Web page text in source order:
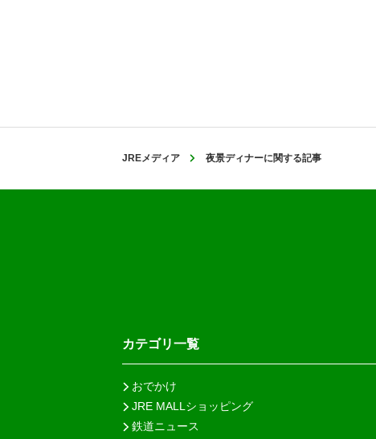
JREメディア 夜景ディナーに関する記事
カテゴリ一覧
おでかけ
JRE MALLショッピング
鉄道ニュース